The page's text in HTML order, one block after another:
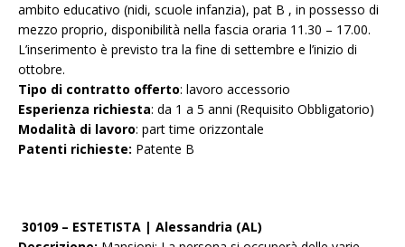
ambito educativo (nidi, scuole infanzia), pat B , in possesso di
mezzo proprio, disponibilità nella fascia oraria 11.30 – 17.00.
L’inserimento è previsto tra la fine di settembre e l’inizio di
ottobre.
Tipo di contratto offerto: lavoro accessorio
Esperienza richiesta: da 1 a 5 anni (Requisito Obbligatorio)
Modalità di lavoro: part time orizzontale
Patenti richieste: Patente B
30109 – ESTETISTA | Alessandria (AL)